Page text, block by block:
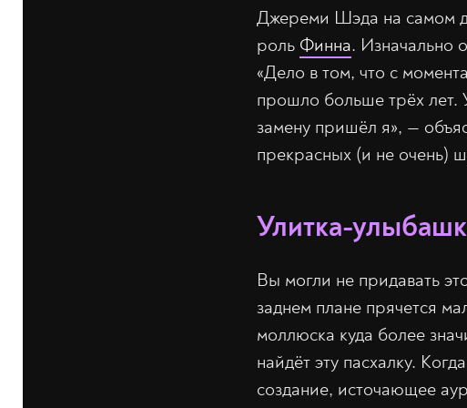
Джереми Шэда на самом
роль Финна. Изначально
«Дело в том, что с
прошло больше трёх лет.
замену пришёл я», —
прекрасных (и не очень)
Улитка-
Вы могли не придавать
заднем плане прячется
моллюска куда более
найдёт эту пасхалку.
создание, источающее